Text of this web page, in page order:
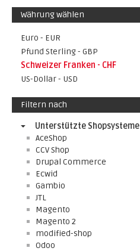
Währung wählen
Euro - EUR
Pfund Sterling - GBP
Schweizer Franken - CHF
US-Dollar - USD
Filtern nach
Unterstützte Shopsysteme
AceShop
CCV Shop
Drupal Commerce
Ecwid
Gambio
JTL
Magento
Magento 2
modified-shop
Odoo